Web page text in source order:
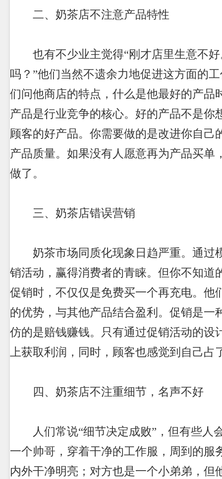
二、 奶茶店不注意产品特性
也有不少业主觉得“刚才店里生意不好
吗？”他们当然不遗余力地促进这方面的
们问他商店的特点，什么是他最好的产品
产品是行业竞争的核心。好的产品不是你
顾客的好产品。你需要做的是改进你自己
产品质量。如果没有人愿意再为产品买单
做了。
三、 奶茶店错误营销
奶茶市场同质化现象日趋严重。通过
销活动，赢得消费者的青睐。但你不知道
促销时，不仅仅是免费买一个再充电。他
的优势，与其他产品结合盈利。促销是一
仿的是赔钱赚钱。只有通过促销活动的设
上获取利润，同时，顾客也感觉到自己占
四、奶茶店不注重细节，名声不好
人们常说“细节决定成败”，但有些人
一个帅哥，穿着干净的工作服，周到的服
内外干净明亮；对方也是一个小弟弟，但